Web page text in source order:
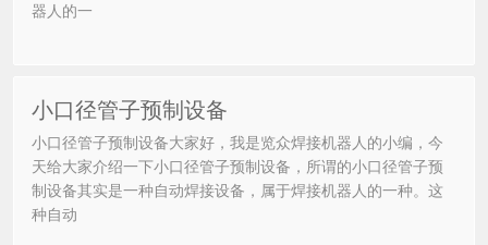
器人的一
小口径管子预制设备
小口径管子预制设备大家好，我是览众焊接机器人的小编，今
天给大家介绍一下小口径管子预制设备，所谓的小口径管子预
制设备其实是一种自动焊接设备，属于焊接机器人的一种。这
种自动